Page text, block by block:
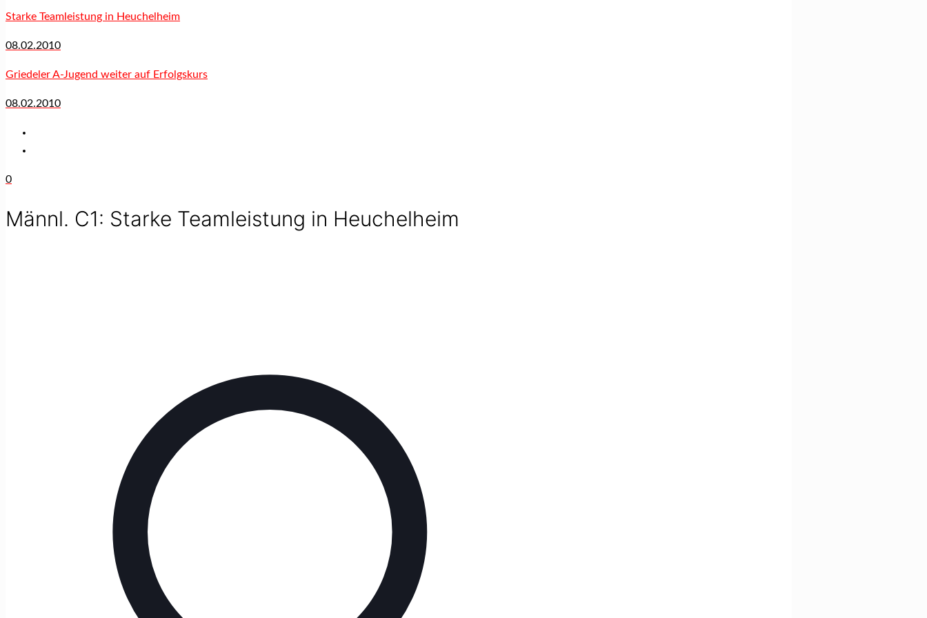
Starke Teamleistung in Heuchelheim
08.02.2010
Griedeler A-Jugend weiter auf Erfolgskurs
08.02.2010
0
Männl. C1: Starke Teamleistung in Heuchelheim